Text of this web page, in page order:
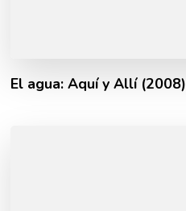
El agua: Aquí y Allí (2008)